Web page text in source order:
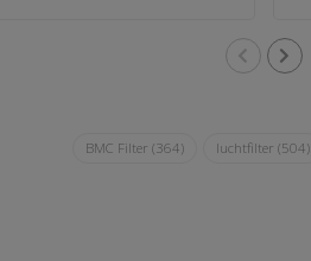
BMC Filter(364) luchtfilter(504)